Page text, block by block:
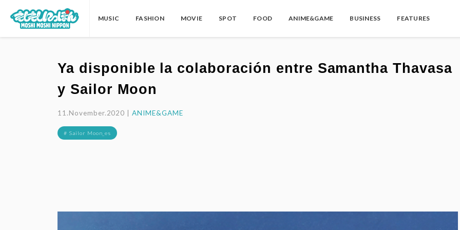
MUSIC FASHION MOVIE SPOT FOOD ANIME&GAME BUSINESS FEATURES
Ya disponible la colaboración entre Samantha Thavasa
y Sailor Moon
11.November.2020 |ANIME&GAME
# Sailor Moon_es